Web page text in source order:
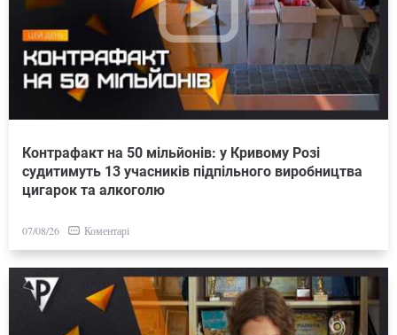
Контрафакт на 50 мільйонів: у Кривому Розі
судитимуть 13 учасників підпільного виробництва
цигарок та алкоголю
07/08/26 Коментарі